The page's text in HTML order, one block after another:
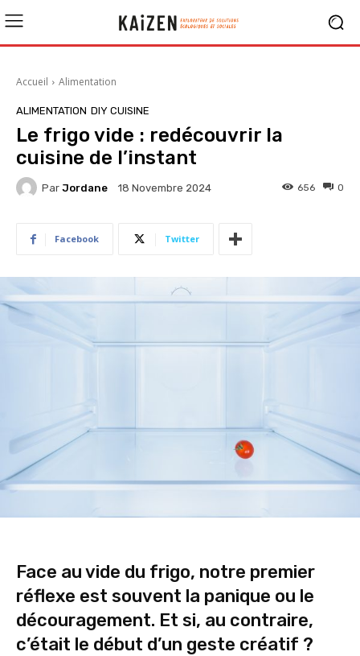
Accueil Alimentation
ALIMENTATION DIY CUISINE
Le frigo vide : redécouvrir la
cuisine de l’instant
Par Jordane 18 Novembre 2024 0
656
Facebook Twitter
Face au vide du frigo, notre premier
réflexe est souvent la panique ou le
découragement. Et si, au contraire,
c’était le début d’un geste créatif ?